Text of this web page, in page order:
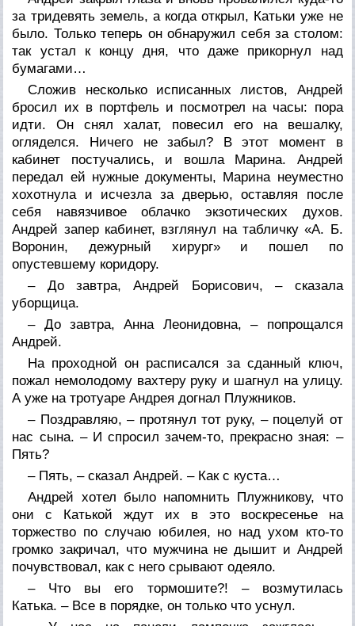
за тридевять земель, а когда открыл, Катьки уже не
было. Только теперь он обнаружил себя за столом:
так устал к концу дня, что даже прикорнул над
бумагами…
Сложив несколько исписанных листов, Андрей
бросил их в портфель и посмотрел на часы: пора
идти. Он снял халат, повесил его на вешалку,
огляделся. Ничего не забыл? В этот момент в
кабинет постучались, и вошла Марина. Андрей
передал ей нужные документы, Марина неуместно
хохотнула и исчезла за дверью, оставляя после
себя навязчивое облачко экзотических духов.
Андрей запер кабинет, взглянул на табличку «А. Б.
Воронин, дежурный хирург» и пошел по
опустевшему коридору.
– До завтра, Андрей Борисович, – сказала
уборщица.
– До завтра, Анна Леонидовна, – попрощался
Андрей.
На проходной он расписался за сданный ключ,
пожал немолодому вахтеру руку и шагнул на улицу.
А уже на тротуаре Андрея догнал Плужников.
– Поздравляю, – протянул тот руку, – поцелуй от
нас сына. – И спросил зачем-то, прекрасно зная: –
Пять?
– Пять, – сказал Андрей. – Как с куста…
Андрей хотел было напомнить Плужникову, что
они с Катькой ждут их в это воскресенье на
торжество по случаю юбилея, но над ухом кто-то
громко закричал, что мужчина не дышит и Андрей
почувствовал, как с него срывают одеяло.
– Что вы его тормошите?! – возмутилась
Катька. – Все в порядке, он только что уснул.